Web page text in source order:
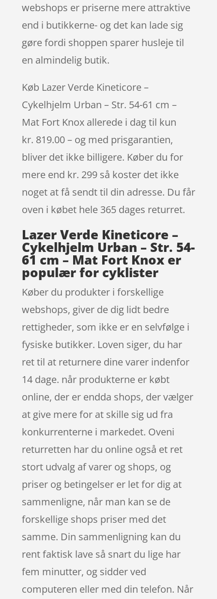
webshops er priserne mere attraktive
end i butikkerne- og det kan lade sig
gøre fordi shoppen sparer husleje til
en almindelig butik.
Køb Lazer Verde Kineticore –
Cykelhjelm Urban – Str. 54-61 cm –
Mat Fort Knox allerede i dag til kun
kr. 819.00 – og med prisgarantien,
bliver det ikke billigere. Køber du for
mere end kr. 299 så koster det ikke
noget at få sendt til din adresse. Du får
oven i købet hele 365 dages returret.
Lazer Verde Kineticore –
Cykelhjelm Urban – Str. 54-
61 cm – Mat Fort Knox er
populær for cyklister
Køber du produkter i forskellige
webshops, giver de dig lidt bedre
rettigheder, som ikke er en selvfølge i
fysiske butikker. Loven siger, du har
ret til at returnere dine varer indenfor
14 dage. når produkterne er købt
online, der er endda shops, der vælger
at give mere for at skille sig ud fra
konkurrenterne i markedet. Oveni
returretten har du online også et ret
stort udvalg af varer og shops, og
priser og betingelser er let for dig at
sammenligne, når man kan se de
forskellige shops priser med det
samme. Din sammenligning kan du
rent faktisk lave så snart du lige har
fem minutter, og sidder ved
computeren eller med din telefon. Når